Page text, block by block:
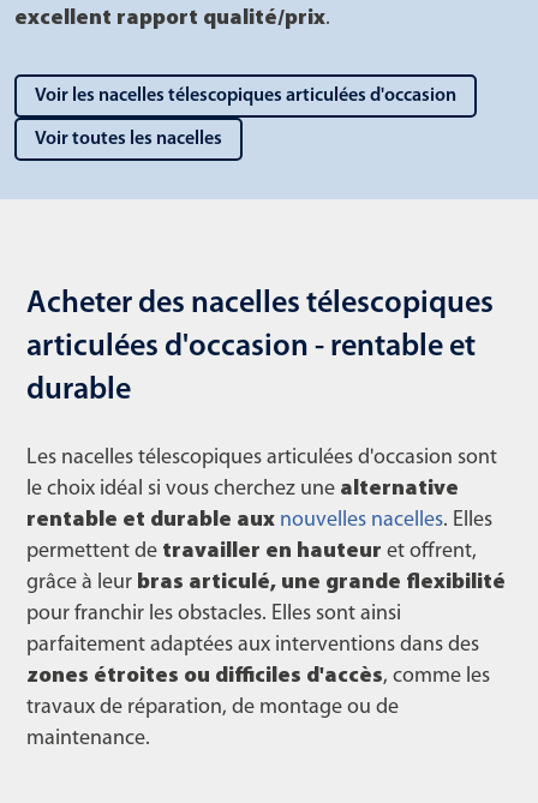
excellent rapport qualité/prix.
Voir les nacelles télescopiques articulées d'occasion
Voir toutes les nacelles
Acheter des nacelles télescopiques
articulées d'occasion - rentable et
durable
Les nacelles télescopiques articulées d'occasion sont
le choix idéal si vous cherchez une alternative
rentable et durable aux nouvelles nacelles. Elles
permettent de travailler en hauteur et offrent,
grâce à leur bras articulé, une grande flexibilité
pour franchir les obstacles. Elles sont ainsi
parfaitement adaptées aux interventions dans des
zones étroites ou difficiles d'accès, comme les
travaux de réparation, de montage ou de
maintenance.